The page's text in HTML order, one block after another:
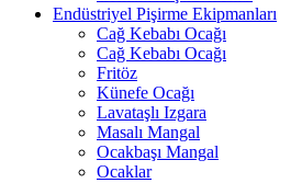
Endüstriyel Pişirme Ekipmanları
Cağ Kebabı Ocağı
Cağ Kebabı Ocağı
Fritöz
Künefe Ocağı
Lavataşlı Izgara
Masalı Mangal
Ocakbaşı Mangal
Ocaklar